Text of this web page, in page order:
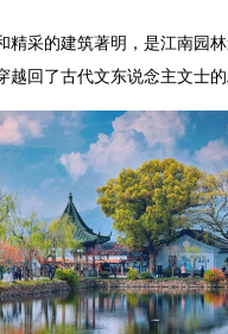
精采的建筑著明，是江南园
越回了古代文东说念主文士的